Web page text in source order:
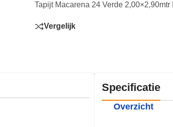
Tapijt Macarena 24 Verde
Vergelijk
Specificatie
Overzicht